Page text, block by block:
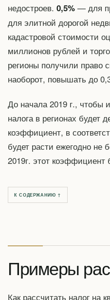
недостроев. 0,5% — для
для элитной дорогой
кадастровой стоимости
миллионов рублей и
регионы получили право
наоборот, повышать до
До начала 2019 г., чтобы
налога в регионах будет
коэффициент, в
будет расти ежегодно
2019г. этот коэффициент
К СОДЕРЖАНИЮ ↑
Примеры
Как рассчитать налог на